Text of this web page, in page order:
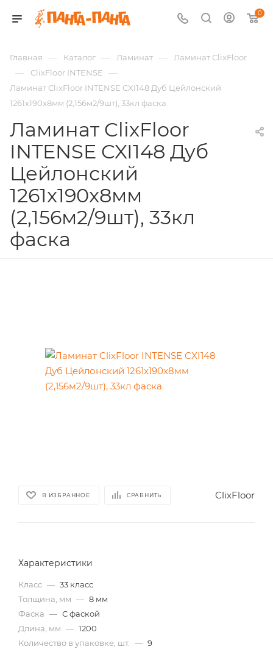
0
Главная — Каталог — Ламинат — Ламинат ClixFloor
— ClixFloor INTENSE —
Ламинат ClixFloor INTENSE CXI148 Дуб Цейлонский
1261x190x8мм (2,156м2/9шт), 33кл фаска
Ламинат ClixFloor
INTENSE CXI148 Дуб
Цейлонский
1261x190x8мм
(2,156м2/9шт), 33кл
фаска
В ИЗБРАННОЕ СРАВНИТЬ ClixFloor
Характеристики
Класс — 33 класс
Толщина, мм — 8 мм
Фаска — С фаской
Длина, мм — 1200
Количество в упаковке, шт.
— 9